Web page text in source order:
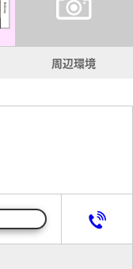
周辺環境